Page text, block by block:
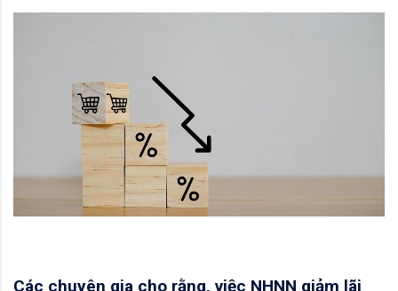
Các chuyên gia cho rằng, việc NHNN giảm lãi